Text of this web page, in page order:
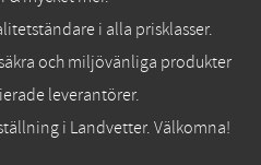
i alla prisklasser.
och miljövänliga produkter
leverantörer.
i Landvetter. Välkomna!